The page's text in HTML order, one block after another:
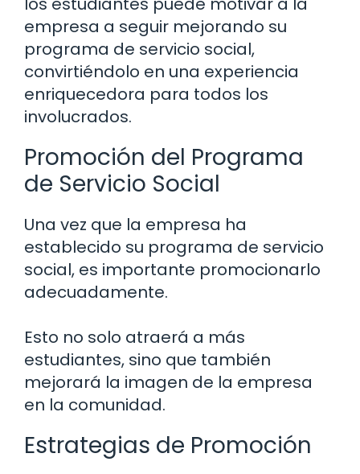
empresa a seguir mejorando su
programa de servicio social,
convirtiéndolo en una experiencia
enriquecedora para todos los
involucrados.
Promoción del Programa
de Servicio Social
Una vez que la empresa ha
establecido su programa de servicio
social, es importante promocionarlo
adecuadamente.
Esto no solo atraerá a más
estudiantes, sino que también
mejorará la imagen de la empresa
en la comunidad.
Estrategias de Promoción